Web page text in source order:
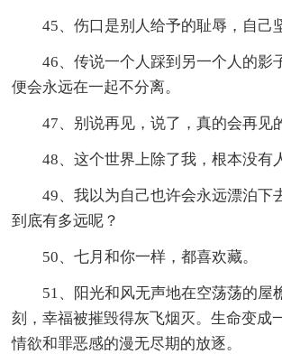
45、伤口是别人给予的耻辱，自己
46、传说一个人踩到另一个人的影
便会永远在一起不分离。
47、别说再见，说了，真的会再见
48、这个世界上除了我，根本没有
49、我以为自己也许会永远漂泊下
到底有多远呢？
50、七月和你一样，都喜欢藏。
51、阳光和风无声地在空荡荡的屋
刻，幸福被摧毁得灰飞烟灭。生命变成
情欲和罪恶感的漫无尽期的放逐。